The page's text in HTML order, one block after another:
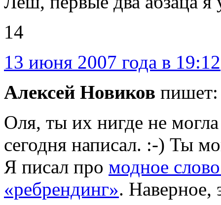
14
13 июня 2007 года в 19:12
Алексей Новиков пишет:
Оля, ты их нигде не могла
сегодня написал. :-) Ты
Я писал про модное
«ребрендинг». Наверное,